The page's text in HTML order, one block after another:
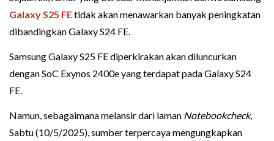
Galaxy S25 FEtidak akan menawarkan banyak peningkatan
dibandingkan Galaxy S24 FE.
Samsung Galaxy S25 FE diperkirakan akan diluncurkan
dengan SoC Exynos 2400e yang terdapat pada Galaxy S24
FE.
Namun, sebagaimana melansir dari laman Notebookcheck,
Sabtu (10/5/2025), sumber terpercaya mengungkapkan